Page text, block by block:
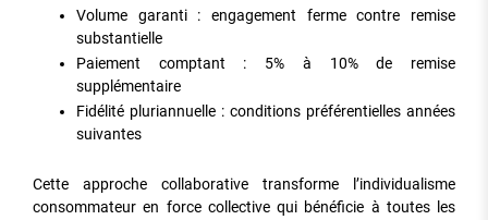
Volume garanti : engagement ferme contre remise
substantielle
Paiement comptant : 5% à 10% de remise
supplémentaire
Fidélité pluriannuelle : conditions préférentielles années
suivantes
Cette approche collaborative transforme l’individualisme
consommateur en force collective qui bénéficie à toutes les